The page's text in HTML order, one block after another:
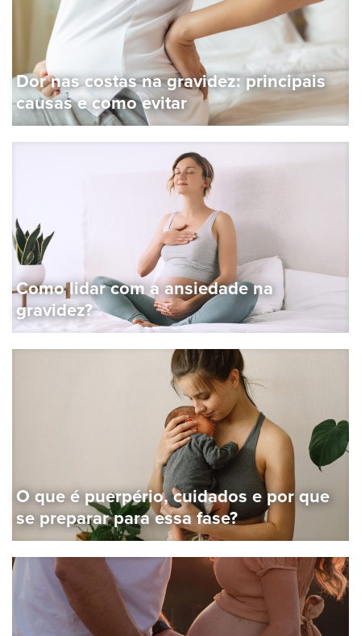
Dor nas costas na gravidez: principais
causas e como evitar
Como lidar com a ansiedade na
gravidez?
O que é puerpério, cuidados e por que
se preparar para essa fase?